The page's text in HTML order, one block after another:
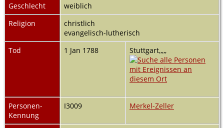
Geschlecht
weiblich
Religion
christlich
evangelisch-lutherisch
Tod
1 Jan 1788 Stuttgart,,,,,
Personen-
Kennung
I3009 Merkel-Zeller